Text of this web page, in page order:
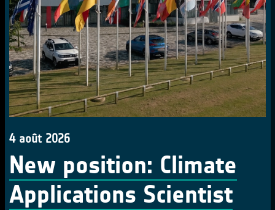
4 août 2026
New position: Climate
Applications Scientist